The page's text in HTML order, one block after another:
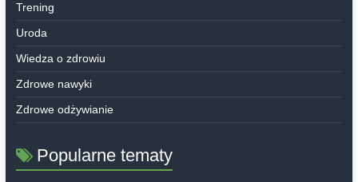
Trening
Uroda
Wiedza o zdrowiu
Zdrowe nawyki
Zdrowe odżywianie
Popularne tematy